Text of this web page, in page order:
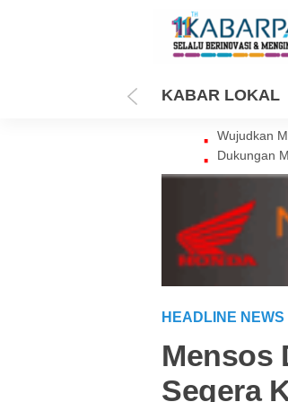
KABAR LOKAL
Wujudkan
Dukungan
HEADLINE NEWS
Mensos
Segera